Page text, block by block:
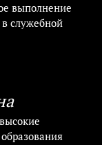
выполнение
в служебной